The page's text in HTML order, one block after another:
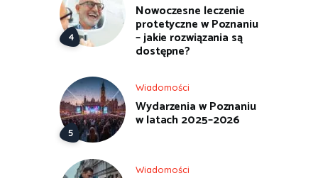
Nowoczesne leczenie
protetyczne w Poznaniu
– jakie rozwiązania są
dostępne?
Wiadomości
Wydarzenia w Poznaniu
w latach 2025–2026
Wiadomości